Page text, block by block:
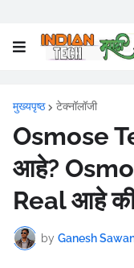
मुख्यपृष्ठ टेक्नॉलॉजी
Osmose
आहे?
Real आहे
by Ganesh